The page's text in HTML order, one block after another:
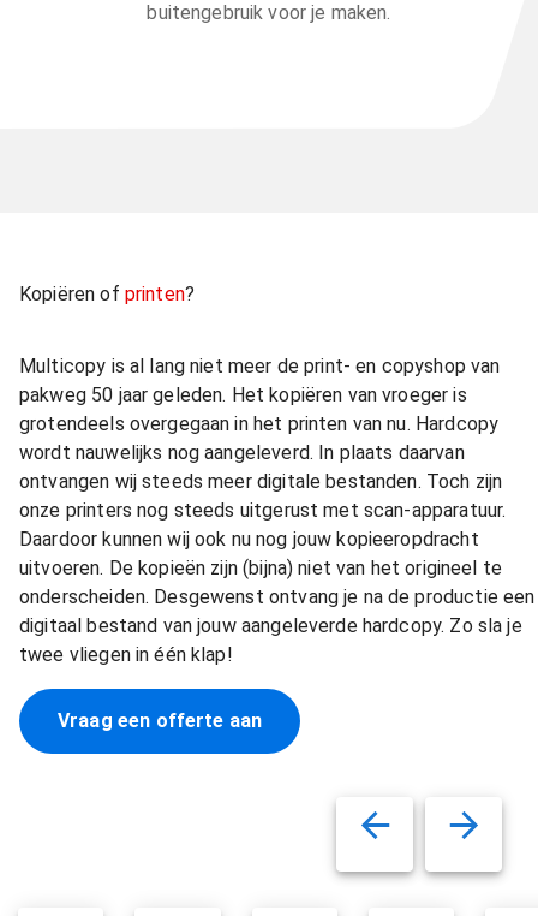
buitengebruik voor je maken.
Kopiëren of printen?
Multicopy is al lang niet meer de print- en copyshop van
pakweg 50 jaar geleden. Het kopiëren van vroeger is
grotendeels overgegaan in het printen van nu. Hardcopy
wordt nauwelijks nog aangeleverd. In plaats daarvan
ontvangen wij steeds meer digitale bestanden. Toch zijn
onze printers nog steeds uitgerust met scan-apparatuur.
Daardoor kunnen wij ook nu nog jouw kopieeropdracht
uitvoeren. De kopieën zijn (bijna) niet van het origineel te
onderscheiden. Desgewenst ontvang je na de productie een
digitaal bestand van jouw aangeleverde hardcopy. Zo sla je
twee vliegen in één klap!
Vraag een offerte aan